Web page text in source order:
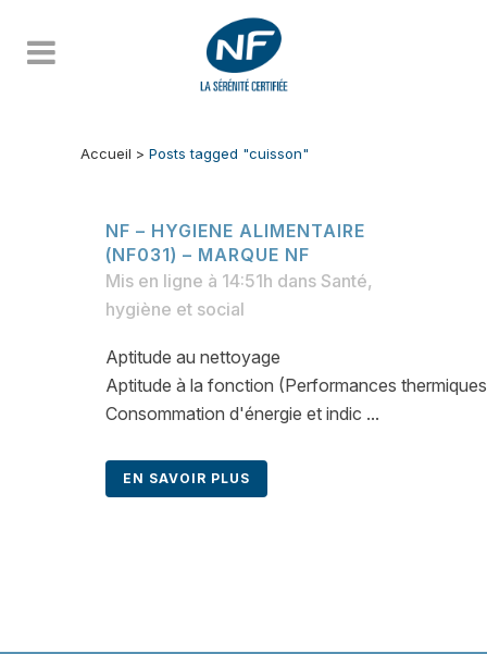
Accueil > Posts tagged "cuisson"
NF – HYGIENE ALIMENTAIRE
(NF031) – MARQUE NF
Mis en ligne à 14:51h dans Santé,
hygiène et social
Aptitude au nettoyage
Aptitude à la fonction (Performances
Consommation d'énergie et indic ...
EN SAVOIR PLUS